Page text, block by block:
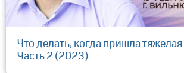
Что делать, когда пришла тяжелая
Часть 2 (2023)